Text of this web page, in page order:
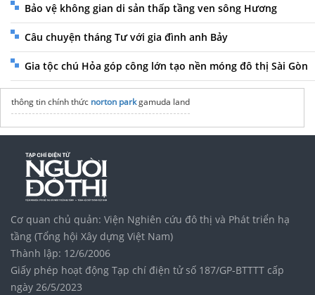
Bảo vệ không gian di sản thấp tầng ven sông Hương
Câu chuyện tháng Tư với gia đình anh Bảy
Gia tộc chú Hỏa góp công lớn tạo nền móng đô thị Sài Gòn
thông tin chính thức norton parkgamuda land
Cơ quan chủ quản: Viện Nghiên cứu đô thị và Phát triển hạ
tầng (Tổng hội Xây dựng Việt Nam)
Thành lập: 12/6/2006
Giấy phép hoạt động Tạp chí điện tử số 187/GP-BTTTT cấp
ngày 26/5/2023